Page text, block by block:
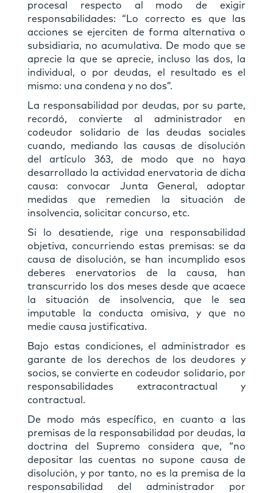
procesal respecto al modo de exigir
responsabilidades: “Lo correcto es que las
acciones se ejerciten de forma alternativa o
subsidiaria, no acumulativa. De modo que se
aprecie la que se aprecie, incluso las dos, la
individual, o por deudas, el resultado es el
mismo: una condena y no dos”.
La responsabilidad por deudas, por su parte,
recordó, convierte al administrador en
codeudor solidario de las deudas sociales
cuando, mediando las causas de disolución
del artículo 363, de modo que no haya
desarrollado la actividad enervatoria de dicha
causa: convocar Junta General, adoptar
medidas que remedien la situación de
insolvencia, solicitar concurso, etc.
Si lo desatiende, rige una responsabilidad
objetiva, concurriendo estas premisas: se da
causa de disolución, se han incumplido esos
deberes enervatorios de la causa, han
transcurrido los dos meses desde que acaece
la situación de insolvencia, que le sea
imputable la conducta omisiva, y que no
medie causa justificativa.
Bajo estas condiciones, el administrador es
garante de los derechos de los deudores y
socios, se convierte en codeudor solidario, por
responsabilidades extracontractual y
contractual.
De modo más específico, en cuanto a las
premisas de la responsabilidad por deudas, la
doctrina del Supremo considera que, “no
depositar las cuentas no supone causa de
disolución, y por tanto, no es la premisa de la
responsabilidad del administrador por